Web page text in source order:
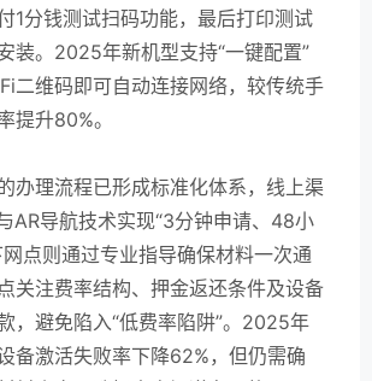
1分钱测试扫码功能，最后打印测试
装。2025年新机型支持“一键配置”
二维码即可自动连接网络，较传统手
提升80%。
办理流程已形成标准化体系，线上渠
AR导航技术实现“3分钟申请、48小
点则通过专业指导确保材料一次通
关注费率结构、押金返还条件及设备
，避免陷入“低费率陷阱”。2025年
备激活失败率下降62%，但仍需确